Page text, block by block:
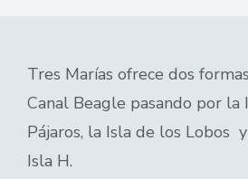
Tres Marías ofrece dos
Canal Beagle pasando por la
Pájaros, la Isla de los Lobos
Isla H.